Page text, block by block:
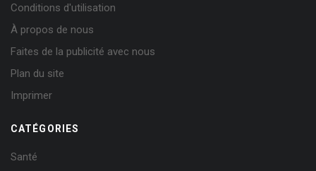
Conditions d'utilisation
À propos de nous
Faites de la publicité avec nous
Plan du site
Imprimer
CATÉGORIES
Santé